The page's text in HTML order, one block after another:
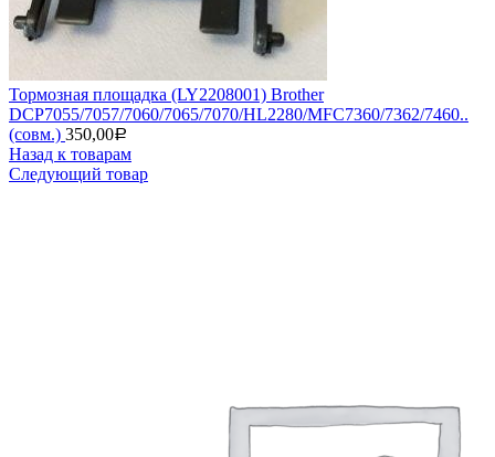
Тормозная площадка (LY2208001) Brother
DCP7055/7057/7060/7065/7070/HL2280/MFC7360/7362/7460..
(совм.) 350,00Р
Назад к товарам
Следующий товар